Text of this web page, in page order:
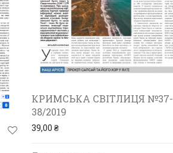
КРИМСЬКА СВІТЛИЦЯ №37-
38/2019
39,00 ₴